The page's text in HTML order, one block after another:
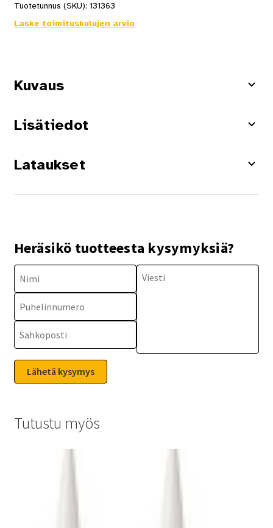
Tuotetunnus (SKU): 131363
Laske toimituskulujen arvio
Kuvaus
Lisätiedot
Lataukset
Heräsikö tuotteesta kysymyksiä?
Tutustu myös